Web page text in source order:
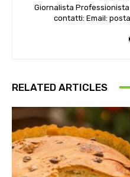
Giornalista
contatti: Email:
RELATED ARTICLES